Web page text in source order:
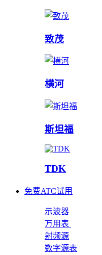
致茂
横河
斯坦福
TDK
免费ATC试用
示波器
万用表
射频源
数字源表